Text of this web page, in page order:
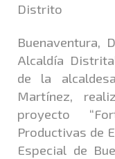
Distrito
Buenaventura,
Alcaldía
de la
Martínez,
proyecto
Productivas de
Especial de